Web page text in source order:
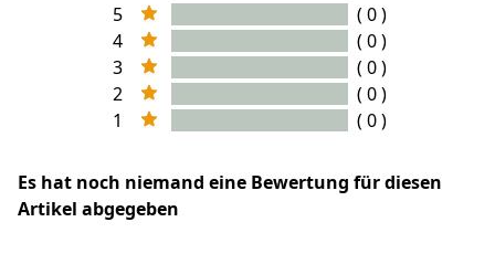
5
( 0 )
4
( 0 )
3
( 0 )
2
( 0 )
1
( 0 )
Es hat noch niemand eine Bewertung für diesen
Artikel abgegeben